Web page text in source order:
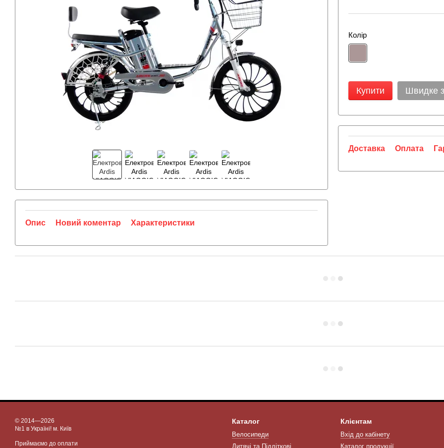
Опис Новий коментар Характеристики
Колір
Купити Швидке
Доставка Оплата
© 2014—2026
№1 в Україні! м. Київ
Приймаємо до оплати
Каталог
Велосипеди
Дитячі та Підліткові
Клієнтам
Вхід до кабінету
Каталог продукції